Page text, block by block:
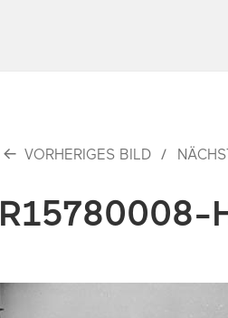
VORHERIGES BILD
R15780008-